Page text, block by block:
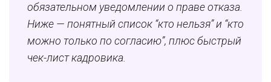
обязательном уведомлении о праве отказа.
Ниже — понятный список “кто нельзя” и “кто
можно только по согласию”, плюс быстрый
чек-лист кадровика.